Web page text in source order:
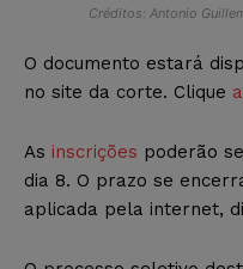
Créditos: Antonio
O documento estará
no site da corte. Clique
As inscrições poderão
dia 8. O prazo se
aplicada pela internet,